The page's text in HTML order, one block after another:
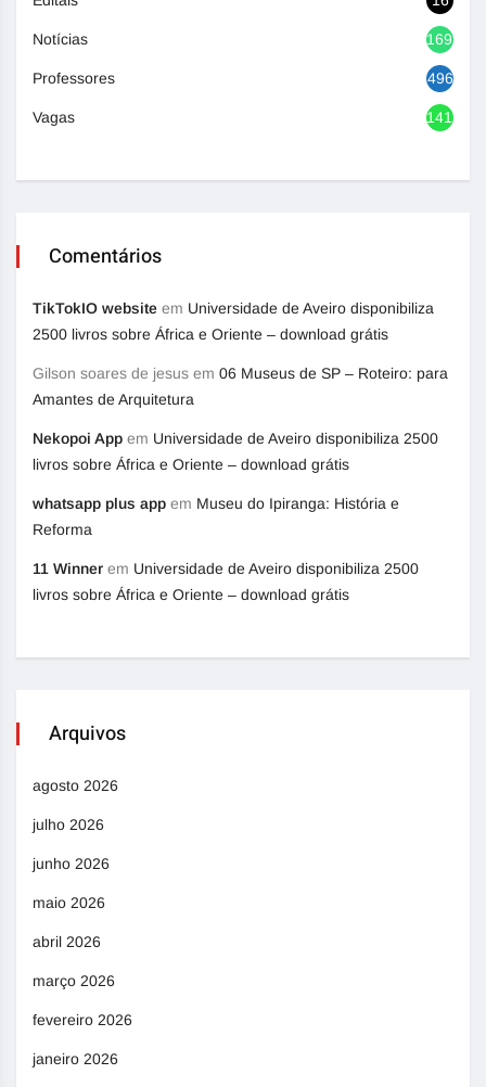
Notícias 1692
Professores 496
Vagas 1417
Comentários
TikTokIO website em Universidade de Aveiro disponibiliza
2500 livros sobre África e Oriente – download grátis
Gilson soares de jesus em 06 Museus de SP – Roteiro: para
Amantes de Arquitetura
Nekopoi App em Universidade de Aveiro disponibiliza 2500
livros sobre África e Oriente – download grátis
whatsapp plus app em Museu do Ipiranga: História e
Reforma
11 Winner em Universidade de Aveiro disponibiliza 2500
livros sobre África e Oriente – download grátis
Arquivos
agosto 2026
julho 2026
junho 2026
maio 2026
abril 2026
março 2026
fevereiro 2026
janeiro 2026